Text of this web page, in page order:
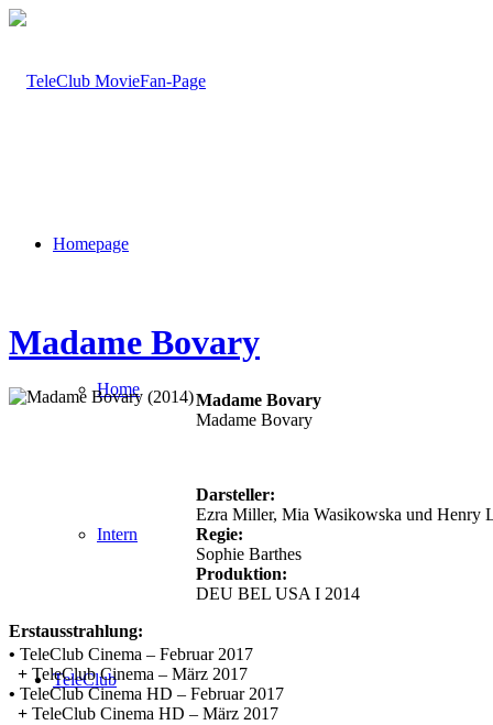
Homepage
Home
Intern
TeleClub
Madame Bovary
Madame Bovary
Madame Bovary
Darsteller:
Ezra Miller, Mia Wasikowska und Henry
Regie:
Sophie Barthes
Produktion:
DEU BEL USA I 2014
Erstausstrahlung:
• TeleClub Cinema – Februar 2017
+ TeleClub Cinema – März 2017
• TeleClub Cinema HD – Februar 2017
+ TeleClub Cinema HD – März 2017